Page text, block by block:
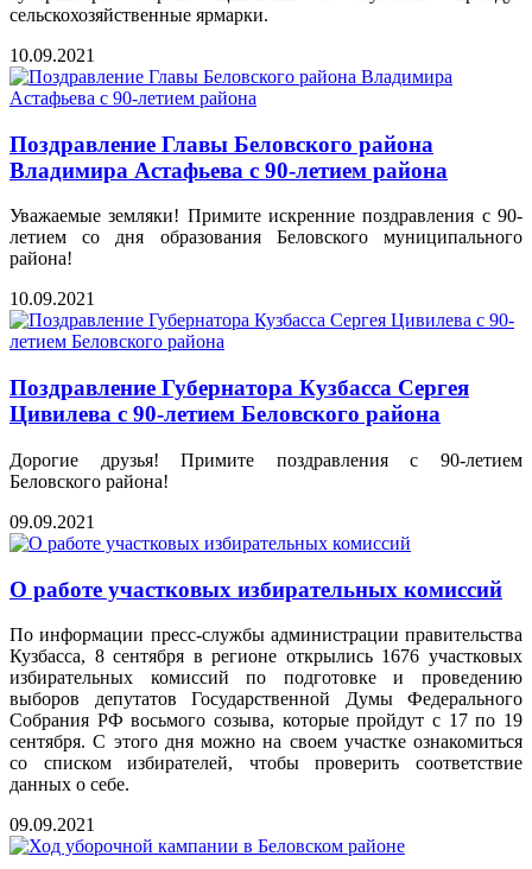
сельскохозяйственные ярмарки.
10.09.2021
Поздравление Главы Беловского района
Владимира Астафьева с 90-летием района
Уважаемые земляки! Примите искренние поздравления с 90-
летием со дня образования Беловского муниципального
района!
10.09.2021
Поздравление Губернатора Кузбасса Сергея
Цивилева с 90-летием Беловского района
Дорогие друзья! Примите поздравления с 90-летием
Беловского района!
09.09.2021
О работе участковых избирательных комиссий
По информации пресс-службы администрации правительства
Кузбасса, 8 сентября в регионе открылись 1676 участковых
избирательных комиссий по подготовке и проведению
выборов депутатов Государственной Думы Федерального
Собрания РФ восьмого созыва, которые пройдут с 17 по 19
сентября. С этого дня можно на своем участке ознакомиться
со списком избирателей, чтобы проверить соответствие
данных о себе.
09.09.2021